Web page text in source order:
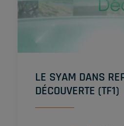
LE SYAM DANS
DÉCOUVERTE (TF1)